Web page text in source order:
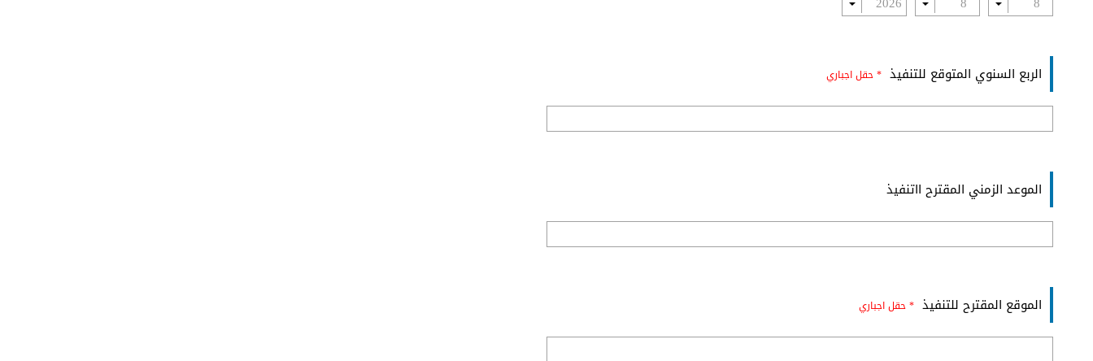
الربع السنوي المتوقع للتنفيذ * حقل اجباري
الموعد الزمني المقترح ااتنفيذ
الموقع المقترح للتنفيذ * حقل اجباري